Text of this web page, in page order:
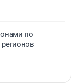
по